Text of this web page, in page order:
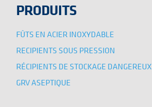
PRODUITS
FÛTS EN ACIER INOXYDABLE
RECIPIENTS SOUS PRESSION
RÉCIPIENTS DE STOCKAGE DANGEREUX
GRV ASEPTIQUE